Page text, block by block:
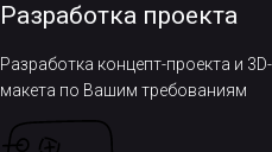
Разработка проекта
Разработка концепт-проекта и
макета по Вашим требованиям​